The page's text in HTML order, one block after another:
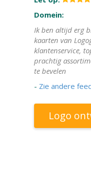
Domein:
Ik ben altijd erg
kaarten van
klantenservice,
prachtig
te bevelen
- Zie andere
Logo